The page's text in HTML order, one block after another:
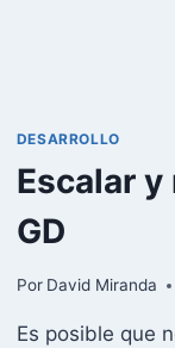
DESARROLLO
Escalar
GD
Por David Miranda
Es posible que